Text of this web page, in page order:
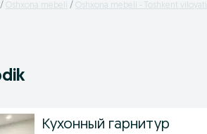
Oshxona mebeli Oshxona mebeli - Toshkent viloyati
Кухонный гарнитур